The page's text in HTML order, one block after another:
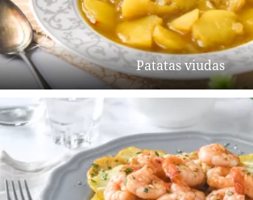
Patatas viudas